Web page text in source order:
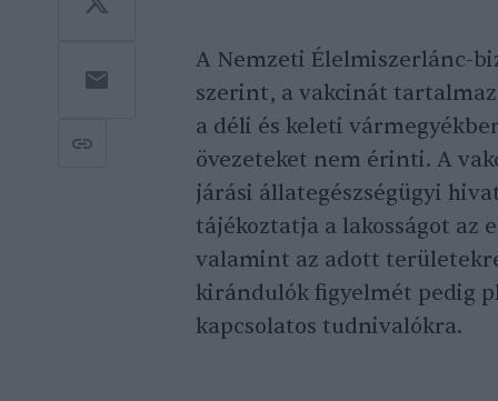
A Nemzeti Élelmiszerlánc-
szerint, a vakcinát
a déli és keleti
övezeteket nem érinti. A
járási állategészségügyi
tájékoztatja a lakosságot az
valamint az adott
kirándulók figyelmét pedig
kapcsolatos tudnivalókra.